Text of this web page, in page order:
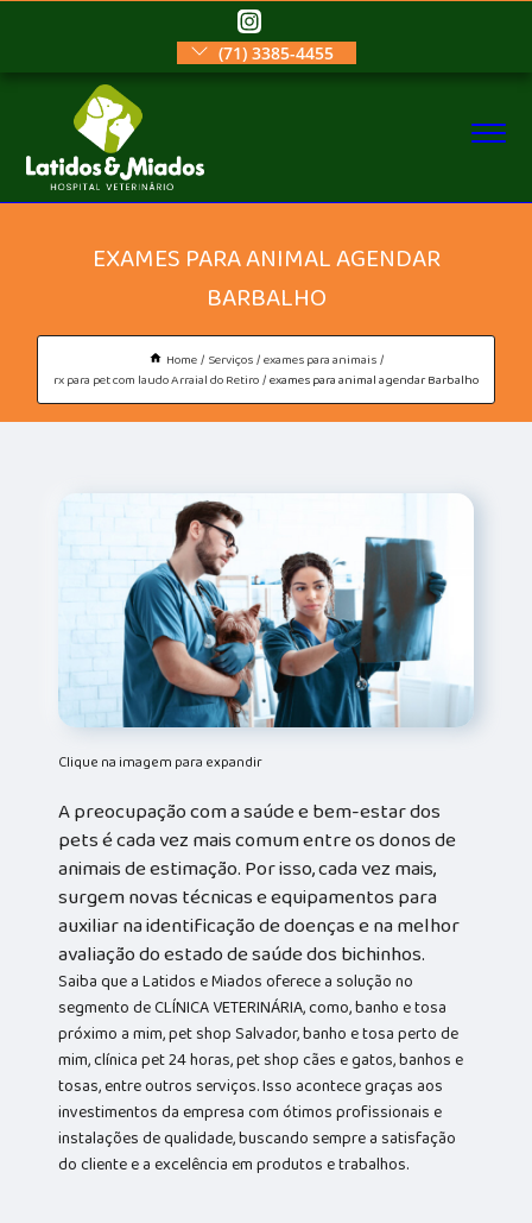
(71) 3385-4455
EXAMES PARA ANIMAL AGENDAR
BARBALHO
Home Serviços exames para animais
rx para pet com laudo Arraial do Retiro exames para animal agendar Barbalho
Clique na imagem para expandir
A preocupação com a saúde e bem-estar dos
pets é cada vez mais comum entre os donos de
animais de estimação. Por isso, cada vez mais,
surgem novas técnicas e equipamentos para
auxiliar na identificação de doenças e na melhor
avaliação do estado de saúde dos bichinhos.
Saiba que a Latidos e Miados oferece a solução no
segmento de CLÍNICA VETERINÁRIA, como, banho e tosa
próximo a mim, pet shop Salvador, banho e tosa perto de
mim, clínica pet 24 horas, pet shop cães e gatos, banhos e
tosas, entre outros serviços. Isso acontece graças aos
investimentos da empresa com ótimos profissionais e
instalações de qualidade, buscando sempre a satisfação
do cliente e a excelência em produtos e trabalhos.